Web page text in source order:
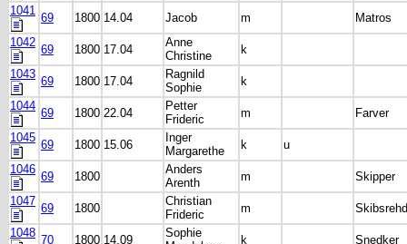
1041
69 1800 14.04 Jacob m
Matros
1042
69 1800 17.04
Anne
Christine
k
1043
69 1800 17.04
Ragnild
Sophie
k
1044
69 1800 22.04
Petter
Frideric
m
Farver
1045
69 1800 15.06
Inger
Margarethe
k
u
1046
69 1800
Anders
Arenth
m
Skipper
1047
69 1800
Christian
Frideric
m
1048
70 1800 14.09
Sophie
k
Snedker